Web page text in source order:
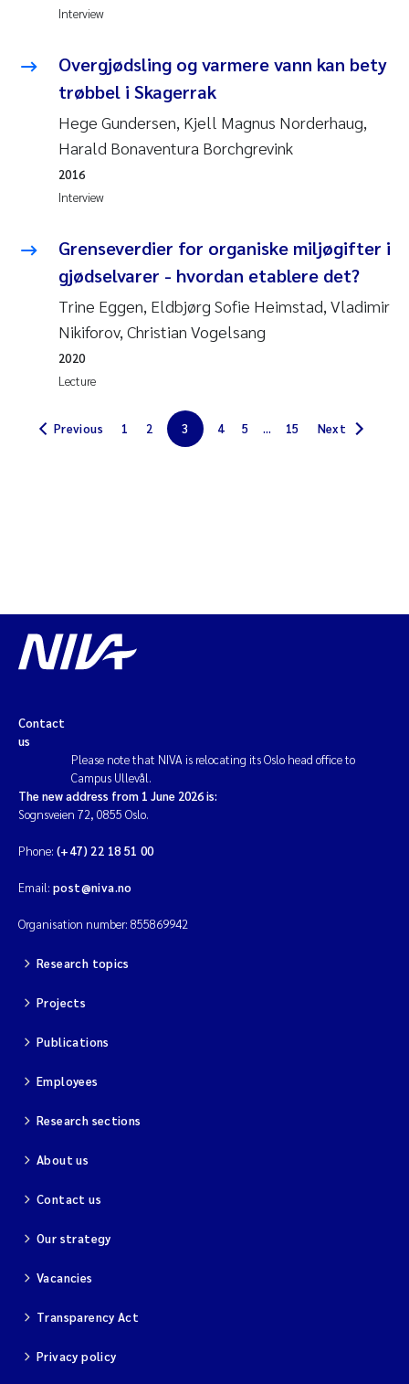
Jarle Håvardstun
James Edward Sample
Erik Höglund
Marijana Stenrud Brkljacic
Ailbhe Lisette Macken
Diya Chakravorty
Anne Luise Ribeiro
Camilla H C Hagman
Saskia Trubbach
Katharina Bjarnar Løken
Dag Øystein Hjermann
Magnus Dahler Norling
Malcolm Reid
Viviane Girardin
Interview
Overgjødsling og varmere vann kan bety
trøbbel i Skagerrak
Hege Gundersen, Kjell Magnus Norderhaug,
Harald Bonaventura Borchgrevink
Interview
2016
Grenseverdier for organiske miljøgifter i
gjødselvarer - hvordan etablere det?
Trine Eggen, Eldbjørg Sofie Heimstad, Vladimir
Nikiforov, Christian Vogelsang
Lecture
2020
Previous 1 2 3 4 5 ... 15 Next
Contact
us
Please note that NIVA is relocating its Oslo head office to
Campus Ullevål.
The new address from 1 June 2026 is:
Sognsveien 72, 0855 Oslo.
Phone: (+47) 22 18 51 00
Email: post@niva.no
Organisation number: 855869942
Research topics
Projects
Publications
Employees
Research sections
About us
Contact us
Our strategy
Vacancies
Transparency Act
Privacy policy